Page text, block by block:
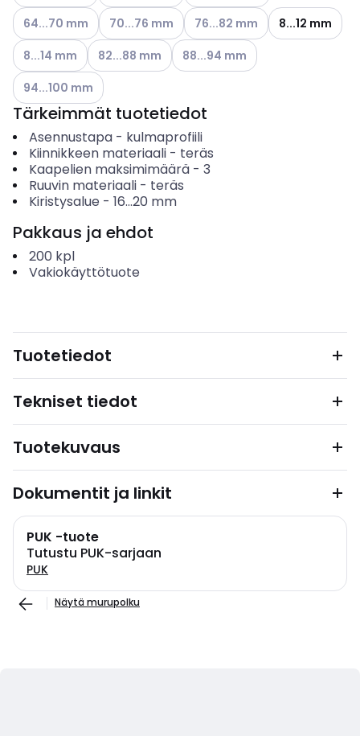
Katso käytettävissä olevat vaihtoehdot
64...70 mm Katso käytettävissä olevat vaihtoehdot
70...76 mm Katso käytettävissä olevat
76...82 mm
8...12 mm
Katso käytettävissä olevat vaihtoehdot
8...14 mm Katso käytettävissä olevat vaihtoehdot
82...88 mm Katso käytettävissä olevat
88...94 mm
Katso käytettävissä olevat vaihtoehdot
94...100 mm
Tärkeimmät tuotetiedot
Asennustapa- kulmaprofiili
Kiinnikkeen materiaali- teräs
Kaapelien maksimimäärä- 3
Ruuvin materiaali- teräs
Kiristysalue - 16...20 mm
Pakkaus ja ehdot
200 kpl
Vakiokäyttötuote
Tuotetiedot
Tekniset tiedot
Tuotekuvaus
Dokumentit ja linkit
PUK -tuote
Tutustu PUK-sarjaan
PUK
Näytä murupolku